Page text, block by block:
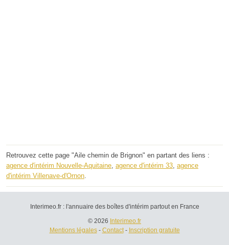
Retrouvez cette page "Aile chemin de Brignon" en partant des liens :
agence d'intérim Nouvelle-Aquitaine, agence d'intérim 33, agence
d'intérim Villenave-d'Ornon.
Interimeo.fr : l'annuaire des boîtes d'intérim partout en France
© 2026 Interimeo.fr
Mentions légales- Contact- Inscription gratuite